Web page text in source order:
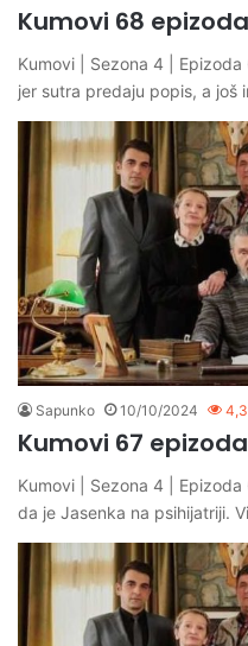
Kumovi 68
Kumovi | Sezona 4 |
jer sutra predaju popis, a još
Sapunko 10/10/2024
Kumovi 67
Kumovi | Sezona 4 | Epizoda
da je Jasenka na psihijatriji.